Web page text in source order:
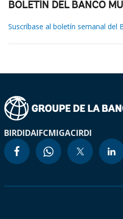
BOLETÍN DEL BANCO
Suscríbase al boletín semanal del
BIRDIDAIFCMIGACIRDI